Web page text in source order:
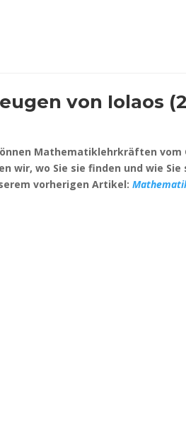
von Iolaos
Mathematiklehrkräften vom
wir, wo Sie sie finden und wie Sie
vorherigen Artikel: